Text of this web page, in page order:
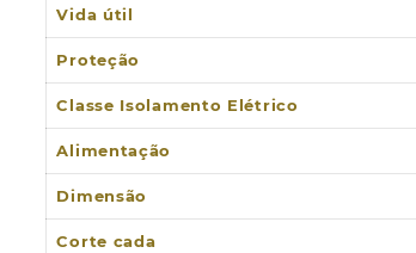
Vida útil
Proteção
Classe Isolamento Elétrico
Alimentação
Dimensão
Corte cada